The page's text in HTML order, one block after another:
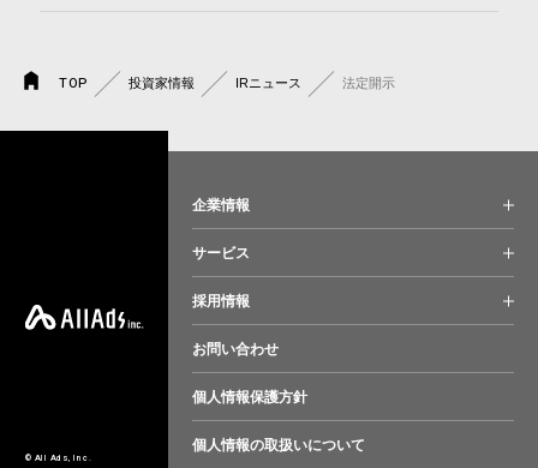
TOP 投資家情報 IRニュース 法定開示
© All Ads, Inc.
企業情報
サービス
採用情報
お問い合わせ
個人情報保護方針
個人情報の取扱いについて